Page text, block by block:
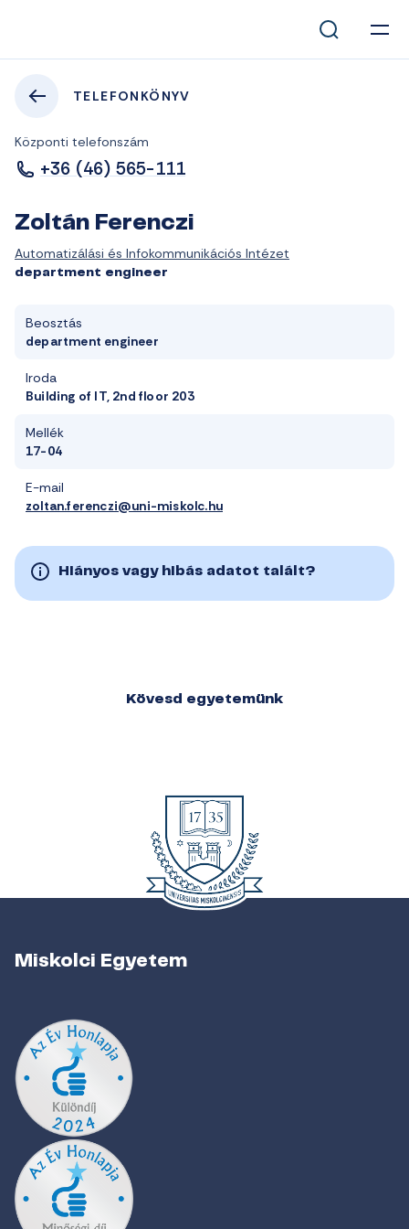
TELEFONKÖNYV
Központi telefonszám
+36 (46) 565-111
Zoltán Ferenczi
Automatizálási és Infokommunikációs Intézet
department engineer
Beosztás
department engineer
Iroda
Building of IT, 2nd floor 203
Mellék
17-04
E-mail
zoltan.ferenczi@uni-miskolc.hu
Hiányos vagy hibás adatot talált?
Kövesd egyetemünk
Miskolci Egyetem